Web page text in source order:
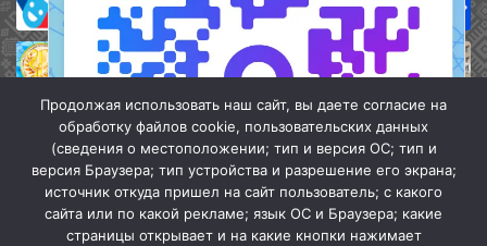
Продолжая использовать наш сайт, вы даете согласие на
обработку файлов cookie, пользовательских данных
(сведения о местоположении; тип и версия ОС; тип и
версия Браузера; тип устройства и разрешение его экрана;
источник откуда пришел на сайт пользователь; с какого
сайта или по какой рекламе; язык ОС и Браузера; какие
страницы открывает и на какие кнопки нажимает